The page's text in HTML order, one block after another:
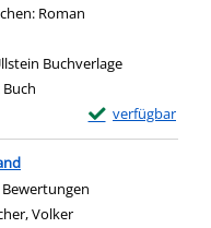
Roman
Buchverlage
Buch
verfügbar
Exemplar-
Bewertungen
Volker